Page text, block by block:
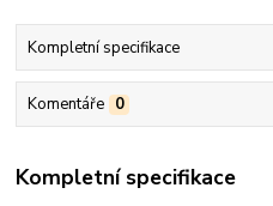
Kompletní specifikace
Komentáře 0
Kompletní specifikace